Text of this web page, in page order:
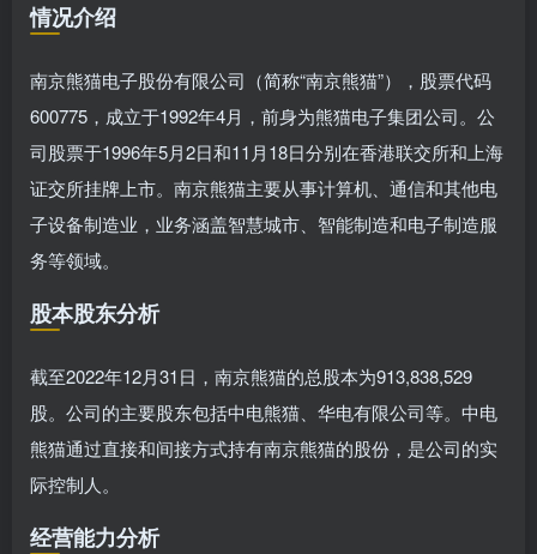
情况介绍
南京熊猫电子股份有限公司（简称“南京熊猫”），股票代码
600775，成立于1992年4月，前身为熊猫电子集团公司。公
司股票于1996年5月2日和11月18日分别在香港联交所和上海
证交所挂牌上市。南京熊猫主要从事计算机、通信和其他电
子设备制造业，业务涵盖智慧城市、智能制造和电子制造服
务等领域。
股本股东分析
截至2022年12月31日，南京熊猫的总股本为913,838,529
股。公司的主要股东包括中电熊猫、华电有限公司等。中电
熊猫通过直接和间接方式持有南京熊猫的股份，是公司的实
际控制人。
经营能力分析